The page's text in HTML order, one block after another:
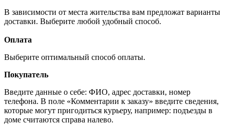
В зависимости от места жительства вам предложат варианты
доставки. Выберите любой удобный способ.
Оплата
Выберите оптимальный способ оплаты.
Покупатель
Введите данные о себе: ФИО, адрес доставки, номер
телефона. В поле «Комментарии к заказу» введите сведения,
которые могут пригодиться курьеру, например: подъезды в
доме считаются справа налево.